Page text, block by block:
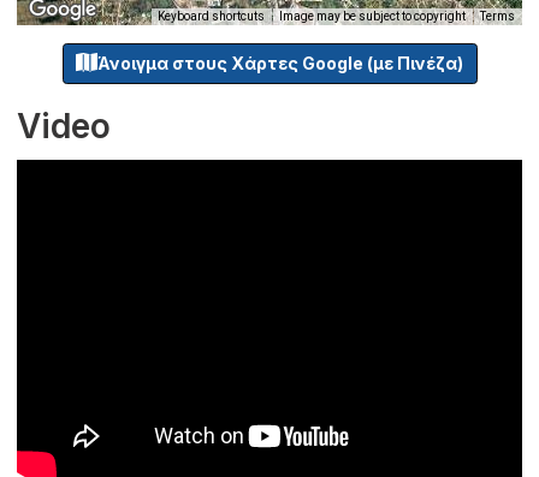
Keyboard shortcuts Image may be subject to copyright Terms
Άνοιγμα στους Χάρτες Google (με Πινέζα)
Video